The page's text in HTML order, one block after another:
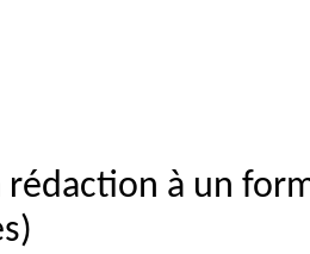
rédaction à un